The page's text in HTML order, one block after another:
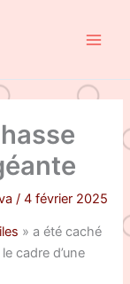
/4 février 2025
» a été caché
cadre d’une